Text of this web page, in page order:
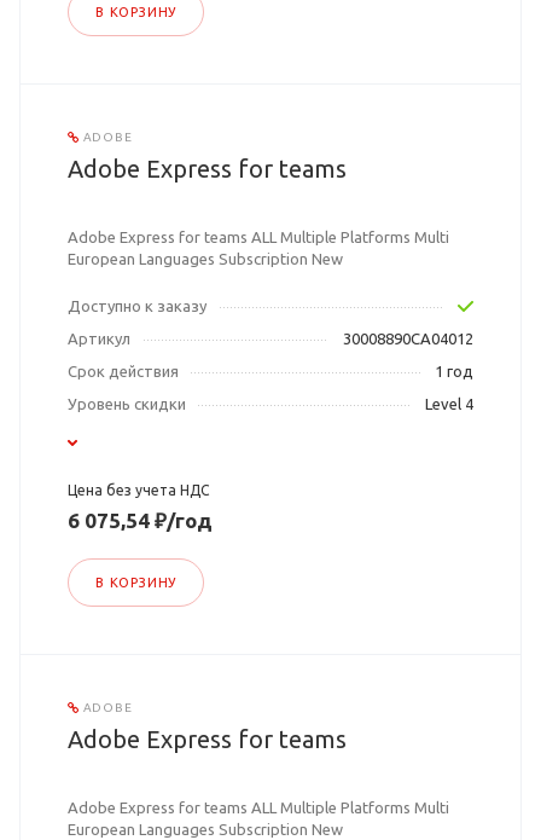
В КОРЗИНУ
ADOBE
Adobe Express for teams
Adobe Express for teams ALL Multiple Platforms Multi
European Languages Subscription New
Доступно к заказу
Артикул
30008890CA04012
Срок действия
1 год
Уровень скидки
Level 4
Цена без учета НДС
6 075,54 ₽/год
В КОРЗИНУ
ADOBE
Adobe Express for teams
Adobe Express for teams ALL Multiple Platforms Multi
European Languages Subscription New